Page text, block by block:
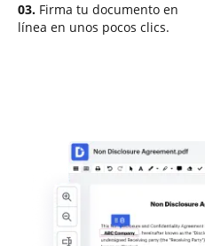
03. Firma tu documento en
línea en unos pocos clics.